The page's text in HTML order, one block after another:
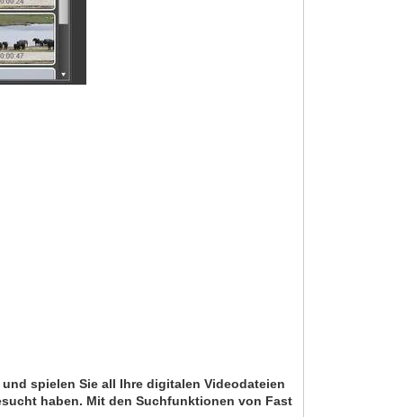
spielen Sie all Ihre digitalen Videodateien
haben. Mit den Suchfunktionen von Fast